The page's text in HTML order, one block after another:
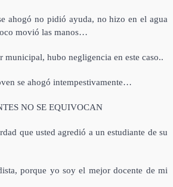
ahogó no pidió ayuda, no hizo en el agua
movió las manos…
municipal, hubo negligencia en este caso..
se ahogó intempestivamente…
NO SE EQUIVOCAN
que usted agredió a un estudiante de su
porque yo soy el mejor docente de mi